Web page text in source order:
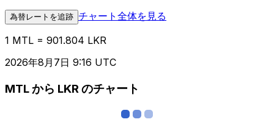
為替レートを追跡 チャート全体を見る
1 MTL = 901.804 LKR
2026年8月7日 9:16 UTC
MTL から LKR のチャート